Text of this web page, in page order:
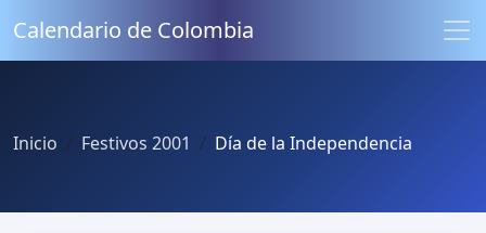
Calendario de Colombia
Inicio Festivos 2001 Día de la Independencia